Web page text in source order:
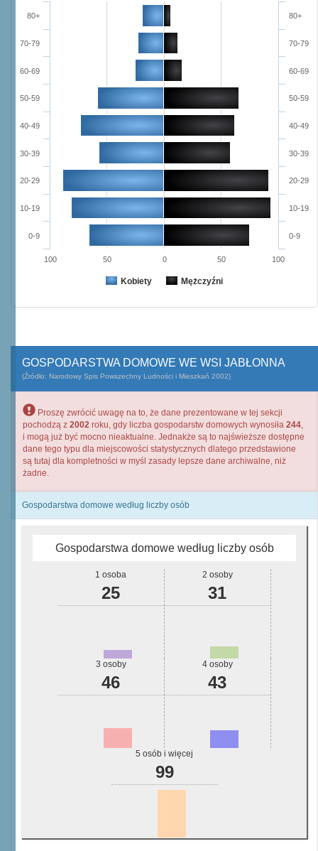
Kobiety Mężczyźni
0-9
10-19
20-29
30-39
40-49
50-59
60-69
70-79
80+
0-9
10-19
20-29
30-39
40-49
50-59
60-69
70-79
80+
100 50 0 50 100
GOSPODARSTWA DOMOWE WE WSI JABŁONNA
(Źródło: Narodowy Spis Powszechny Ludności i Mieszkań 2002)
Proszę zwrócić uwagę na to, że dane prezentowane w tej sekcji
pochodzą z 2002 roku, gdy liczba gospodarstw domowych wynosiła 244,
i mogą już być mocno nieaktualne. Jednakże są to najświeższe dostępne
dane tego typu dla miejscowości statystycznych dlatego przedstawione
są tutaj dla kompletności w myśl zasady lepsze dane archiwalne, niż
żadne.
Gospodarstwa domowe według liczby osób
Gospodarstwa domowe według liczby osób
1 osoba
25
2 osoby
31
3 osoby
46
4 osoby
43
5 osób i więcej
99